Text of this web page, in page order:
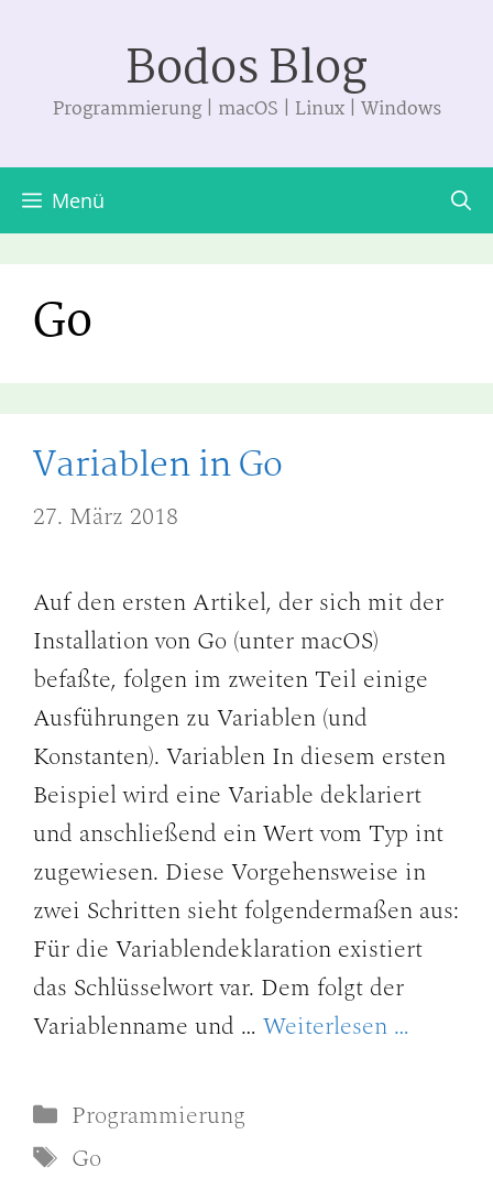
springen
Bodos Blog
Programmierung | macOS | Linux | Windows
Menü
Go
Variablen in Go
27. März 2018
Auf den ersten Artikel, der sich mit der
Installation von Go (unter macOS)
befaßte, folgen im zweiten Teil einige
Ausführungen zu Variablen (und
Konstanten). Variablen In diesem ersten
Beispiel wird eine Variable deklariert
und anschließend ein Wert vom Typ int
zugewiesen. Diese Vorgehensweise in
zwei Schritten sieht folgendermaßen aus:
Für die Variablendeklaration existiert
das Schlüsselwort var. Dem folgt der
Variablenname und … Weiterlesen …
Kategorien
Programmierung
Schlagwörter
Go